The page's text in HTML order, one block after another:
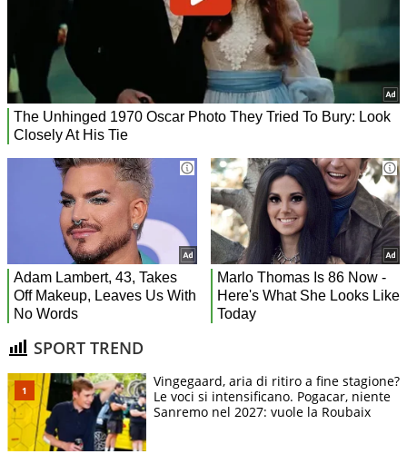
SPORT TREND
Vingegaard, aria di ritiro a fine stagione?
Le voci si intensificano. Pogacar, niente
Sanremo nel 2027: vuole la Roubaix